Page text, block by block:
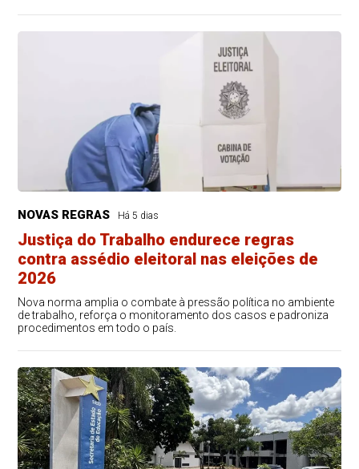
NOVAS REGRAS Há 5 dias
Justiça do Trabalho endurece regras
contra assédio eleitoral nas eleições de
2026
Nova norma amplia o combate à pressão política no ambiente
de trabalho, reforça o monitoramento dos casos e padroniza
procedimentos em todo o país.